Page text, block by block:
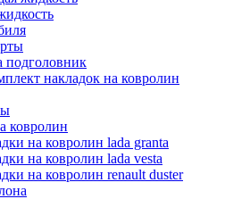
накладок на ковролин
ковролин
на ковролин lada granta
на ковролин lada vesta
на ковролин renault duster